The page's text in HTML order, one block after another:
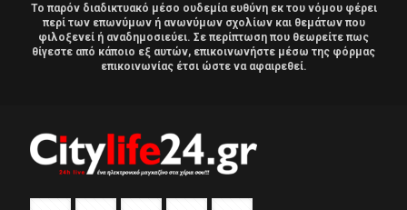
Το παρόν διαδικτυακό μέσο ουδεμία ευθύνη εκ του νόμου φέρει
περί των επωνύμων ή ανωνύμων σχολίων και θεμάτων που
φιλοξενεί ή αναδημοσιεύει. Σε περίπτωση που θεωρείτε πως
θίγεστε από κάποιο εξ αυτών, επικοινωνήστε μέσω της φόρμας
επικοινωνίας έτσι ώστε να αφαιρεθεί.